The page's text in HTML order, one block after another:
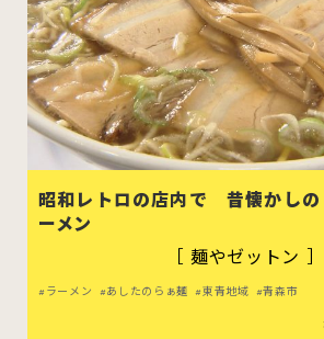
青森市 五所川原市
弘前市 黒石市 平
むつ市 十和田市
すべ
昭和レトロの店内で 昔懐かしの
ーメン
［ 麺やゼットン ］
ラーメン あしたのらぁ麺 東青地域 青森市